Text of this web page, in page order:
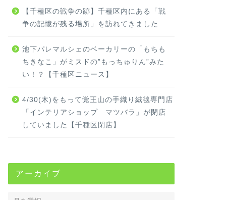
【千種区の戦争の跡】千種区内にある「戦
争の記憶が残る場所」を訪れてきました
池下パレマルシェのベーカリーの「もちも
ちきなこ」がミスドの”もっちゅりん”みた
い！？【千種区ニュース】
4/30(木)をもって覚王山の手織り絨毯専門店
「インテリアショップ マツバラ」が閉店
していました【千種区閉店】
アーカイブ